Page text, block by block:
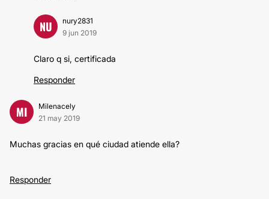
NU
nury2831
9 jun 2019
Claro q si, certificada
Responder
MI
Milenacely
21 may 2019
Muchas gracias en qué ciudad atiende ella?
Responder